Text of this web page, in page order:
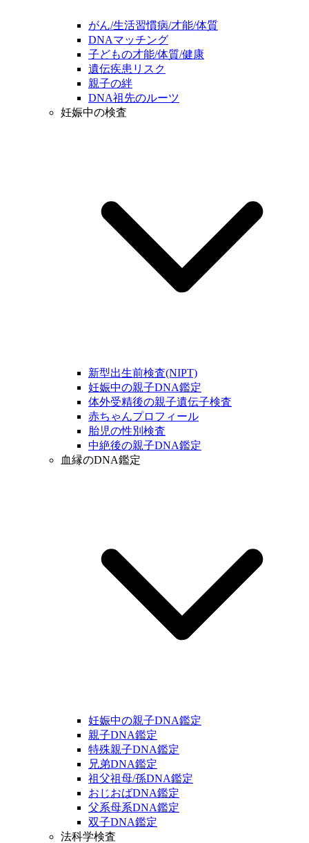
がん/生活習慣病/才能/体質
DNAマッチング
子どもの才能/体質/健康
遺伝疾患リスク
親子の絆
DNA祖先のルーツ
妊娠中の検査
新型出生前検査(NIPT)
妊娠中の親子DNA鑑定
体外受精後の親子遺伝子検査
赤ちゃんプロフィール
胎児の性別検査
中絶後の親子DNA鑑定
血縁のDNA鑑定
妊娠中の親子DNA鑑定
親子DNA鑑定
特殊親子DNA鑑定
兄弟DNA鑑定
祖父祖母/孫DNA鑑定
おじおばDNA鑑定
父系母系DNA鑑定
双子DNA鑑定
法科学検査